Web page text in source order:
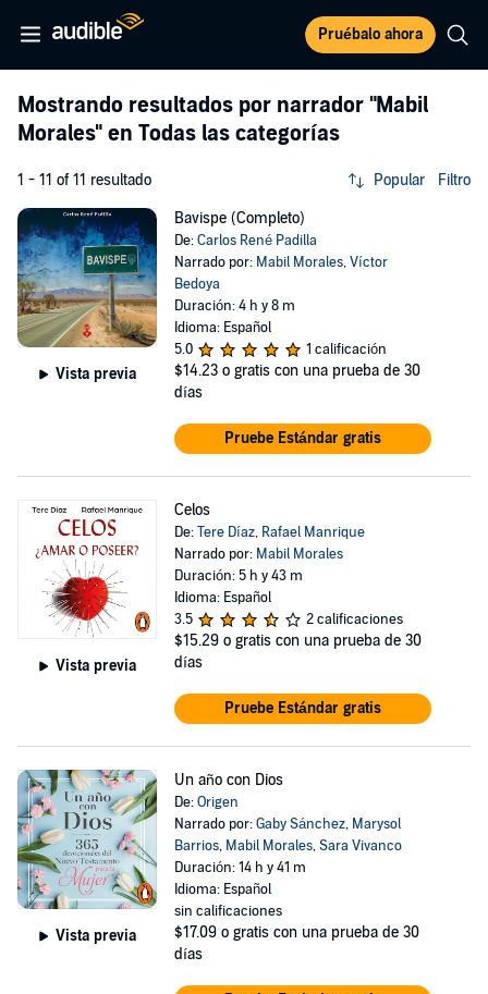
Pruébalo ahora
Mostrando resultados por narrador "Mabil
Morales" en Todas las categorías
1 - 11 of 11 resultado Popular Filtro
Vista previa
Bavispe (Completo)
De:Carlos René Padilla
Narrado por: Mabil Morales,Víctor
Bedoya
Duración: 4 h y 8 m
Idioma: Español
5.0
1 calificación
$14.23 o gratis con una prueba de 30
días
Pruebe Estándar gratis
Vista previa
Celos
De:Tere Díaz, Rafael Manrique
Narrado por: Mabil Morales
Duración: 5 h y 43 m
Idioma: Español
3.5
2 calificaciones
$15.29 o gratis con una prueba de 30
días
Pruebe Estándar gratis
Vista previa
Un año con Dios
De:Origen
Narrado por:Gaby Sánchez, Marysol
Barrios, Mabil Morales,Sara Vivanco
Duración: 14 h y 41 m
Idioma: Español
sin calificaciones
$17.09 o gratis con una prueba de 30
días